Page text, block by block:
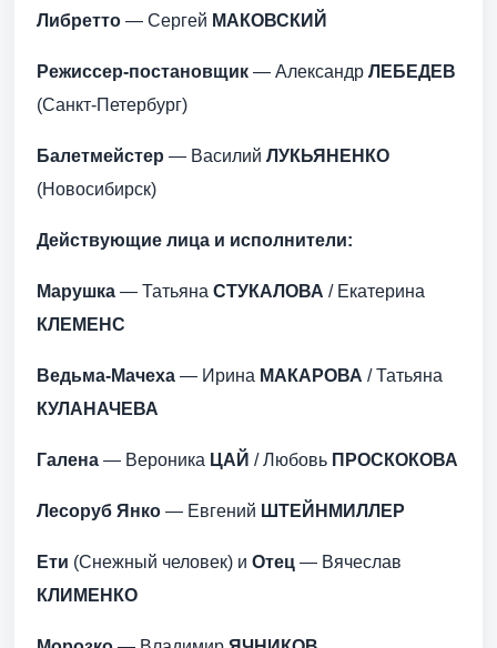
Либретто — Сергей МАКОВСКИЙ
Режиссер-постановщик — Александр ЛЕБЕДЕВ
(Санкт-Петербург)
Балетмейстер — Василий ЛУКЬЯНЕНКО
(Новосибирск)
Действующие лица и исполнители:
Марушка — Татьяна СТУКАЛОВА / Екатерина
КЛЕМЕНС
Ведьма-Мачеха — Ирина МАКАРОВА / Татьяна
КУЛАНАЧЕВА
Галена — Вероника ЦАЙ / Любовь ПРОСКОКОВА
Лесоруб Янко — Евгений ШТЕЙНМИЛЛЕР
Ети (Снежный человек) и Отец — Вячеслав
КЛИМЕНКО